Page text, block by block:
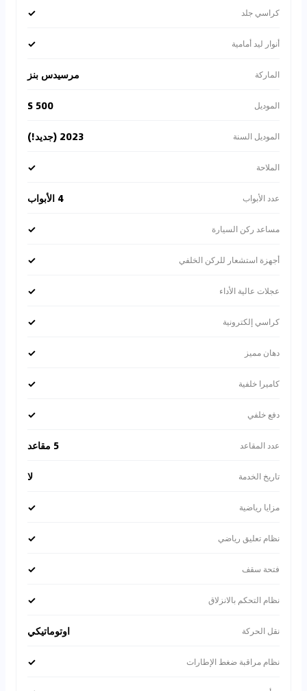
كراسي جلد ✓
أنوار ليد أمامية ✓
الماركة مرسيدس بنز
الموديل S 500
الموديل السنة 2023 (جديد!)
الملاحة ✓
عدد الأبواب 4 الأبواب
مساعد ركن السيارة ✓
أجهزة استشعار للركن الخلفي ✓
عجلات عالية الأداء ✓
كراسي إلكترونية ✓
دهان مميز ✓
كاميرا خلفية ✓
دفع خلفي ✓
عدد المقاعد 5 مقاعد
تاريخ الخدمة لا
مزايا رياضية ✓
نظام تعليق رياضي ✓
فتحة سقف ✓
نظام التحكم بالانزلاق ✓
نقل الحركة اوتوماتيكي
نظام مراقبة ضغط الإطارات ✓